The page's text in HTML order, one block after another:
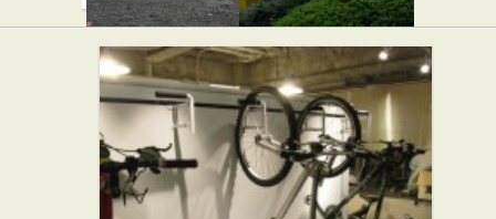
代々木小公
園
代々木公園
駐車場 ★☆☆